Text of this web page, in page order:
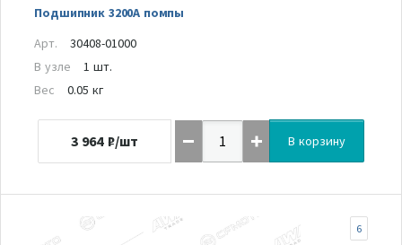
Подшипник 3200А помпы
Арт.
30408-01000
В узле
1 шт.
Вес
0.05 кг
3 964 ₽/шт В корзину
6